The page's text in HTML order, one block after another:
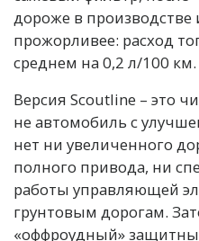
дороже в производстве
прожорливее: расход
среднем на 0,2 л/100 км.
Версия Scoutline – это
не автомобиль с
нет ни увеличенного
полного привода, ни
работы управляющей
грунтовым дорогам.
«оффроудный»